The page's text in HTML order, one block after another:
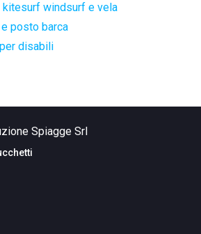
windsurf e vela
posto barca
disabili
Spiagge Srl